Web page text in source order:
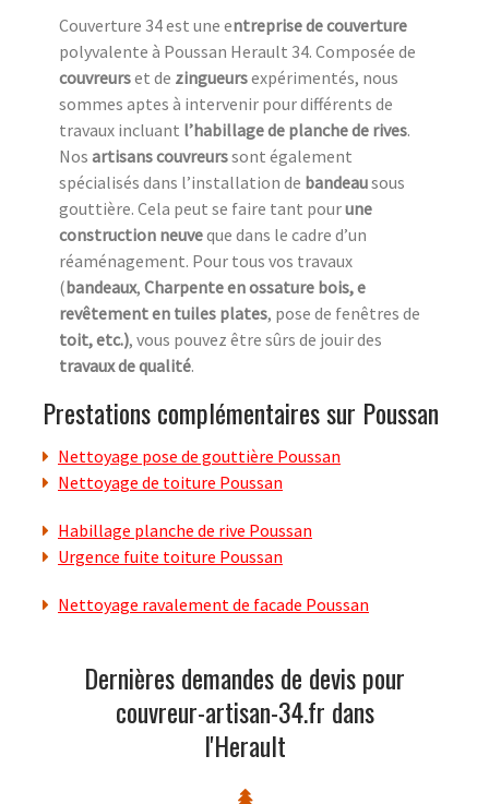
Couverture 34 est une entreprise de couverture
polyvalente à Poussan Herault 34. Composée de
couvreurset de zingueursexpérimentés, nous
sommes aptes à intervenir pour différents de
travaux incluant l’habillage de planche de rives.
Nos artisans couvreurssont également
spécialisés dans l’installation de bandeausous
gouttière. Cela peut se faire tant pourune
construction neuveque dans le cadre d’un
réaménagement. Pour tous vos travaux
(bandeaux, Charpente en ossature bois, e
revêtement en tuiles plates, pose de fenêtres de
toit, etc.), vous pouvez être sûrs de jouir des
travaux de qualité.
Prestations complémentaires sur Poussan
Nettoyage pose de gouttière Poussan
Nettoyage de toiture Poussan
Habillage planche de rive Poussan
Urgence fuite toiture Poussan
Nettoyage ravalement de facade Poussan
Dernières demandes de devis pour
couvreur-artisan-34.fr dans
l'Herault